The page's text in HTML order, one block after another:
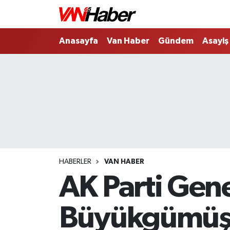
Anasayfa Van Haber Gündem Asayiş
HABERLER VAN HABER
AK Parti
Nöbetçi Eczaneler
Haber Arşivi